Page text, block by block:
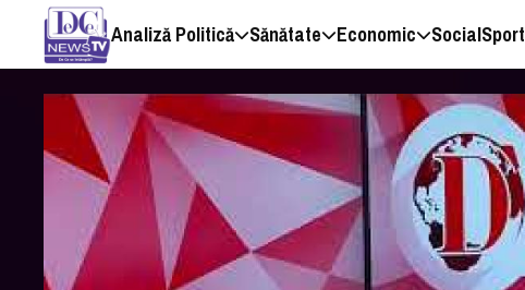
Analiză Politică Sănătate Economic SocialSport